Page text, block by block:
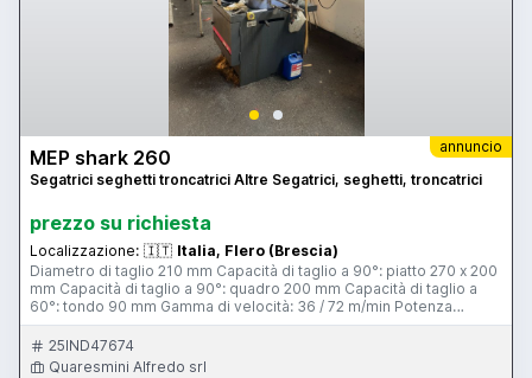
annuncio
MEP shark 260
Segatrici seghetti troncatrici Altre Segatrici, seghetti, troncatrici
prezzo su richiesta
Localizzazione: 🇮🇹 Italia, Flero (Brescia)
Diametro di taglio 210 mm Capacità di taglio a 90°: piatto 270 x 200
mm Capacità di taglio a 90°: quadro 200 mm Capacità di taglio a
60°: tondo 90 mm Gamma di velocità: 36 / 72 m/min Potenza
motore 0,7 / 0,81 kW Dimensioni nastro lama 2750 x 27 x 0,9 mm
Peso macchina circa 0,4 t Dimensioni LxPxA 0,8 x 1,4 x 1,5 m Rulliera
25IND47674
Quaresmini Alfredo srl